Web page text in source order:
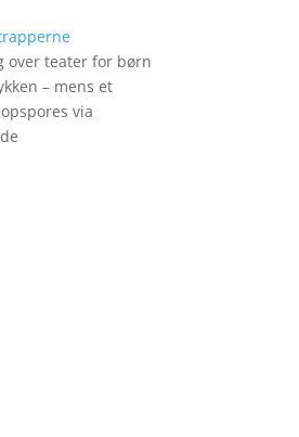
over teater for børn
– mens et
via